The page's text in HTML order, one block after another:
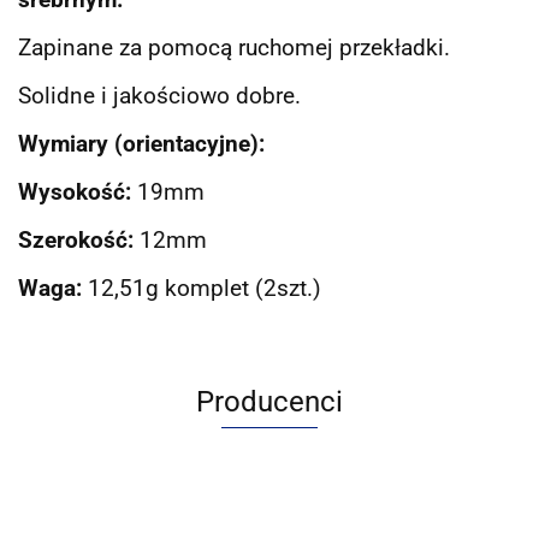
Zapinane za pomocą ruchomej przekładki.
Solidne i jakościowo dobre.
Wymiary (orientacyjne):
Wysokość: 19mm
Szerokość: 12mm
Waga: 12,51g komplet (2szt.)
Producenci